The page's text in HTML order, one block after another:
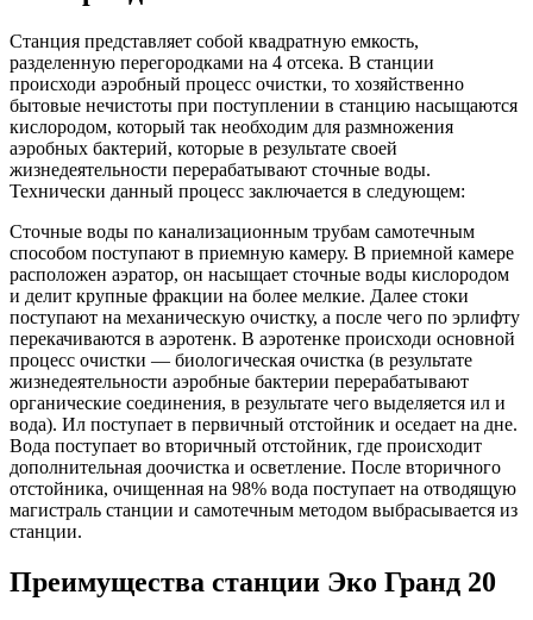
Станция представляет собой квадратную емкость,
разделенную перегородками на 4 отсека. В станции
происходи аэробный процесс очистки, то хозяйственно
бытовые нечистоты при поступлении в станцию насыщаются
кислородом, который так необходим для размножения
аэробных бактерий, которые в результате своей
жизнедеятельности перерабатывают сточные воды.
Технически данный процесс заключается в следующем:
Сточные воды по канализационным трубам самотечным
способом поступают в приемную камеру. В приемной камере
расположен аэратор, он насыщает сточные воды кислородом
и делит крупные фракции на более мелкие. Далее стоки
поступают на механическую очистку, а после чего по эрлифту
перекачиваются в аэротенк. В аэротенке происходи основной
процесс очистки — биологическая очистка (в результате
жизнедеятельности аэробные бактерии перерабатывают
органические соединения, в результате чего выделяется ил и
вода). Ил поступает в первичный отстойник и оседает на дне.
Вода поступает во вторичный отстойник, где происходит
дополнительная доочистка и осветление. После вторичного
отстойника, очищенная на 98% вода поступает на отводящую
магистраль станции и самотечным методом выбрасывается из
станции.
Преимущества станции Эко Гранд 20